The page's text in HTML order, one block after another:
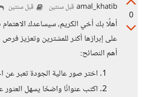
0
amal_khatib قبل سنتين قبل سنتين
أهلًا بك أخي الكريم، سيساعدك
على إبرازها أكثر للمشترين وتعزيز
أهم النصائح:
اختر صور عالية الجودة تعبر عن
اكتب عنوانًا واضحًا يسهل